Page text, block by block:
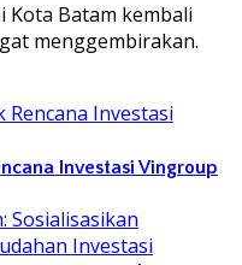
Kota Batam kembali
menggembirakan.
Investasi Vingroup